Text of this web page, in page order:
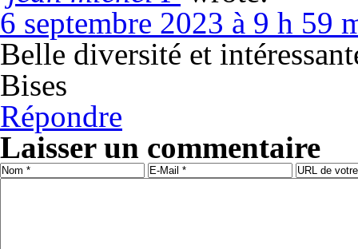
6 septembre 2023 à 9 h 59
Belle diversité et
Bises
Répondre
Laisser un commentaire